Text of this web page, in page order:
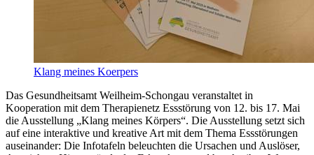
Klang meines Koerpers
Das Gesundheitsamt Weilheim-Schongau veranstaltet in
Kooperation mit dem Therapienetz Essstörung von 12. bis 17. Mai
die Ausstellung „Klang meines Körpers“. Die Ausstellung setzt sich
auf eine interaktive und kreative Art mit dem Thema Essstörungen
auseinander: Die Infotafeln beleuchten die Ursachen und Auslöser,